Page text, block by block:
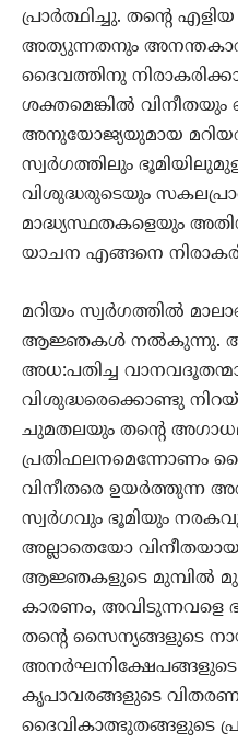
പ്രാര്‍ത്ഥിച്ചു. തന്റെ
അത്യുന്നതനും
ദൈവത്തിനു
ശക്തമെങ്കില്‍
അനുയോജ്യയുമായ
സ്വര്‍ഗത്തിലും
വിശുദ്ധരുടെയും
മാദ്ധ്യസ്ഥതകളെയും
യാചന എങ്ങനെ
മറിയം സ്വര്‍ഗത്തില്‍
ആജ്ഞകള്‍ നല്‍കുന്നു.
അധ:പതിച്ച
വിശുദ്ധരെക്കൊണ്ടു
ചുമതലയും തന്റെ
പ്രതിഫലനമെന്നോണം
വിനീതരെ ഉയര്‍ത്തുന്ന
സ്വര്‍ഗവും ഭൂമിയും
അല്ലാതെയോ വിനീതയായ
ആജ്ഞകളുടെ മുമ്പില്‍
കാരണം, അവിടുന്നവളെ
തന്റെ സൈന്യങ്ങളുടെ
അനര്‍ഘനിക്ഷേപങ്ങളുടെ
കൃപാവരങ്ങളുടെ
ദൈവികാത്ഭുതങ്ങളുടെ